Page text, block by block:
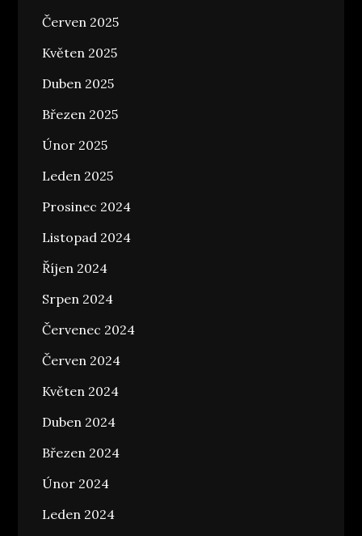
Červen 2025
Květen 2025
Duben 2025
Březen 2025
Únor 2025
Leden 2025
Prosinec 2024
Listopad 2024
Říjen 2024
Srpen 2024
Červenec 2024
Červen 2024
Květen 2024
Duben 2024
Březen 2024
Únor 2024
Leden 2024